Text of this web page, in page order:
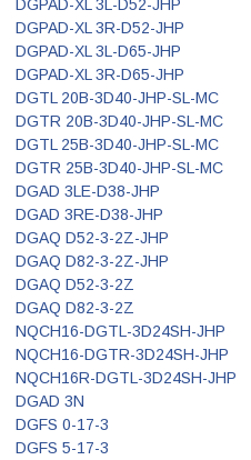
DGPAD-XL 3L-D52-JHP
DGPAD-XL 3R-D52-JHP
DGPAD-XL 3L-D65-JHP
DGPAD-XL 3R-D65-JHP
DGTL 20B-3D40-JHP-SL-MC
DGTR 20B-3D40-JHP-SL-MC
DGTL 25B-3D40-JHP-SL-MC
DGTR 25B-3D40-JHP-SL-MC
DGAD 3LE-D38-JHP
DGAD 3RE-D38-JHP
DGAQ D52-3-2Z-JHP
DGAQ D82-3-2Z-JHP
DGAQ D52-3-2Z
DGAQ D82-3-2Z
NQCH16-DGTL-3D24SH-JHP
NQCH16-DGTR-3D24SH-JHP
NQCH16R-DGTL-3D24SH-JHP
DGAD 3N
DGFS 0-17-3
DGFS 5-17-3